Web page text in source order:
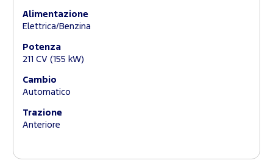
Alimentazione
Elettrica/Benzina
Potenza
211 CV (155 kW)
Cambio
Automatico
Trazione
Anteriore